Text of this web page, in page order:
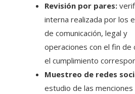
Revisión por pares:
interna realizada por los
de comunicación, legal y
operaciones con el fin de
el cumplimiento
Muestreo de redes
estudio de las menciones